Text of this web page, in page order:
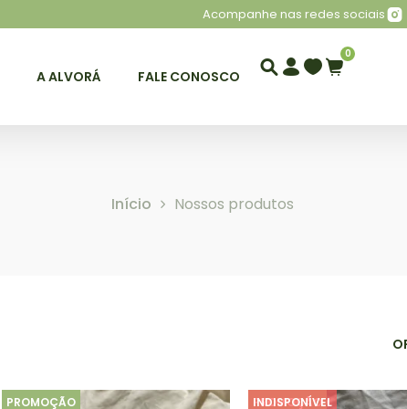
Acompanhe nas redes sociais
A ALVORÁ FALE CONOSCO
0
Início Nossos produtos
PROMOÇÃO PROMOÇÃO
INDISPONÍVEL